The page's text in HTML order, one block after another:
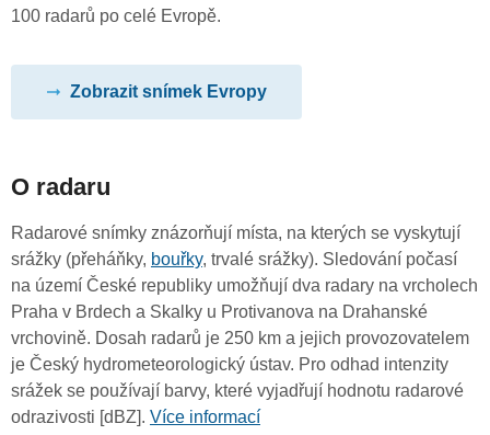
100 radarů po celé Evropě.
Zobrazit snímek Evropy
O radaru
Radarové snímky znázorňují místa, na kterých se vyskytují
srážky (přeháňky, bouřky, trvalé srážky). Sledování počasí
na území České republiky umožňují dva radary na vrcholech
Praha v Brdech a Skalky u Protivanova na Drahanské
vrchovině. Dosah radarů je 250 km a jejich provozovatelem
je Český hydrometeorologický ústav. Pro odhad intenzity
srážek se používají barvy, které vyjadřují hodnotu radarové
odrazivosti [dBZ]. Více informací